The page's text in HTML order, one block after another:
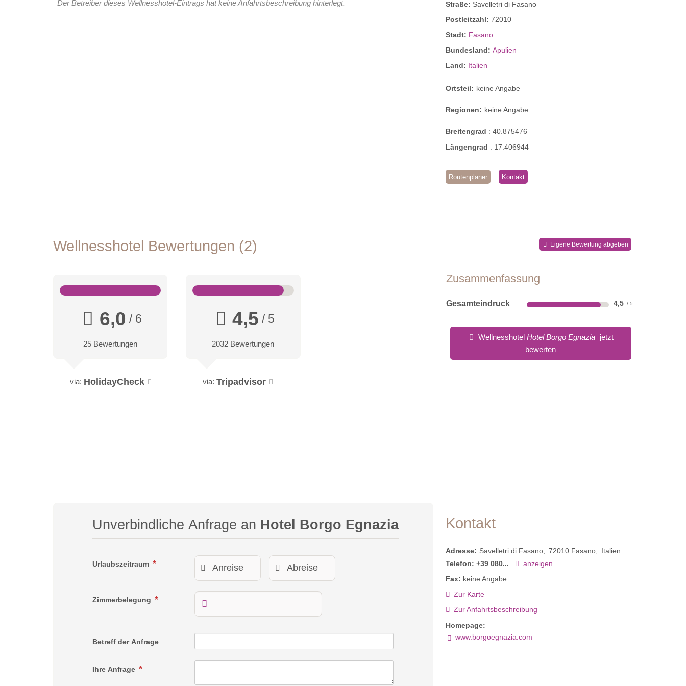
Der Betreiber dieses Wellnesshotel-Eintrags hat keine Anfahrtsbeschreibung hinterlegt. Straße: Savelletri di Fasano
Postleitzahl:72010
Stadt: Fasano
Bundesland:Apulien
Land: Italien
Ortsteil: keine Angabe
Regionen: keine Angabe
Breitengrad :40.875476
Längengrad : 17.406944
Routenplaner Kontakt
Wellnesshotel Bewertungen 2 Eigene Bewertung abgeben
Zusammenfassung
Gesamteindruck 4,5
Wellnesshotel Hotel Borgo Egnazia jetzt
bewerten
6,0 / 6
25 Bewertungen
via: HolidayCheck
4,5 / 5
2032 Bewertungen
via: Tripadvisor
Unverbindliche Anfrage an Hotel Borgo Egnazia
Urlaubszeitraum
Zimmerbelegung
Betreff der Anfrage
Ihre Anfrage
Kontakt
Adresse: Savelletri di Fasano 72010 Fasano
Italien
Telefon: +39 080...
anzeigen
Fax: keine Angabe
Zur Karte
Zur Anfahrtsbeschreibung
Homepage:
www.borgoegnazia.com